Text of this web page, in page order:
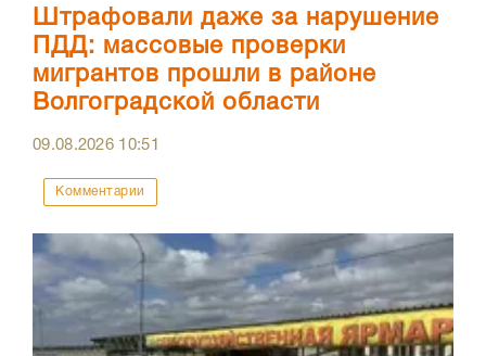
Штрафовали даже за нарушение
ПДД: массовые проверки
мигрантов прошли в районе
Волгоградской области
09.08.2026 10:51
Комментарии